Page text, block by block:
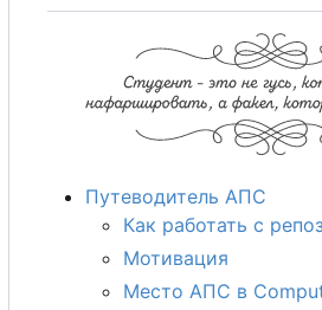
Путеводитель АПС
Как работать с
Мотивация
Место АПС в